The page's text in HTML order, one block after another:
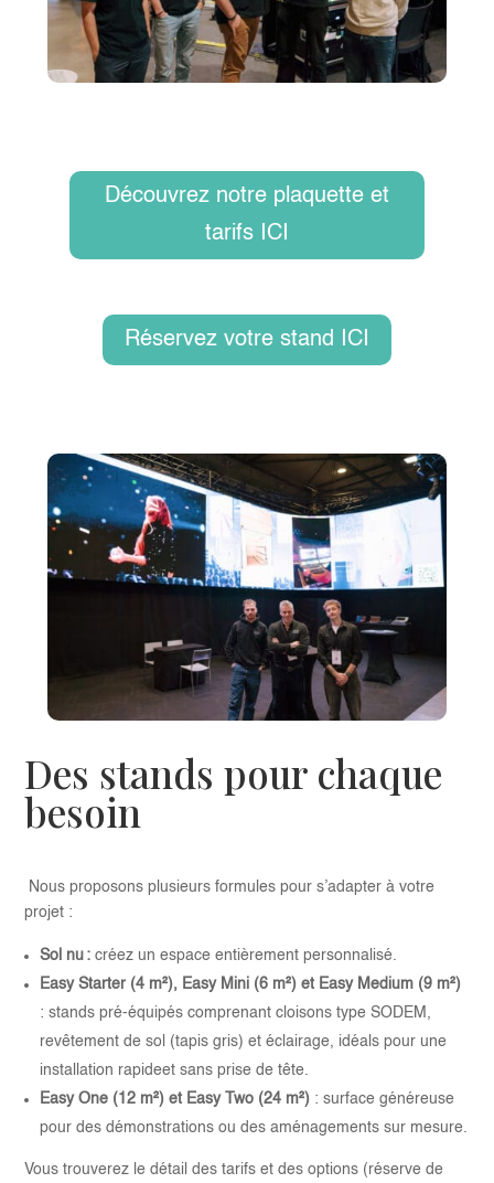
Découvrez notre plaquette et
tarifs ICI
Réservez votre stand ICI
Des stands pour chaque
besoin
Nous proposons plusieurs formules pour s’adapter à votre
projet :
Sol nu : créez un espace entièrement personnalisé.
Easy Starter (4 m²), Easy Mini (6 m²) et Easy Medium (9 m²)
: stands pré-équipés comprenant cloisons type SODEM,
revêtement de sol (tapis gris) et éclairage, idéals pour une
installation rapideet sans prise de tête.
Easy One (12 m²) et Easy Two (24 m²) : surface généreuse
pour des démonstrations ou des aménagements sur mesure.
Vous trouverez le détail des tarifs et des options (réserve de